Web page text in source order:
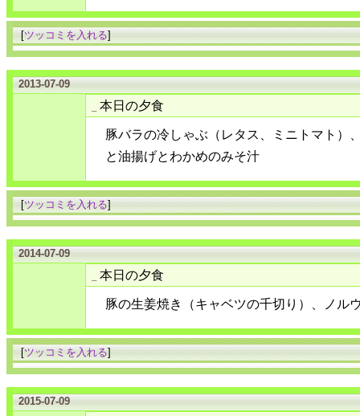
[ツッコミを入れる]
2013-07-09
本日の夕食
豚バラの冷しゃぶ（レタス、ミニトマト）
と油揚げとわかめのみそ汁
[ツッコミを入れる]
2014-07-09
本日の夕食
豚の生姜焼き（キャベツの千切り）、ノル
[ツッコミを入れる]
2015-07-09